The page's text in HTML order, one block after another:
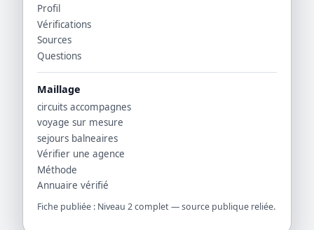
Profil
Vérifications
Sources
Questions
Maillage
circuits accompagnes
voyage sur mesure
sejours balneaires
Vérifier une agence
Méthode
Annuaire vérifié
Fiche publiée : Niveau 2 complet — source publique reliée.